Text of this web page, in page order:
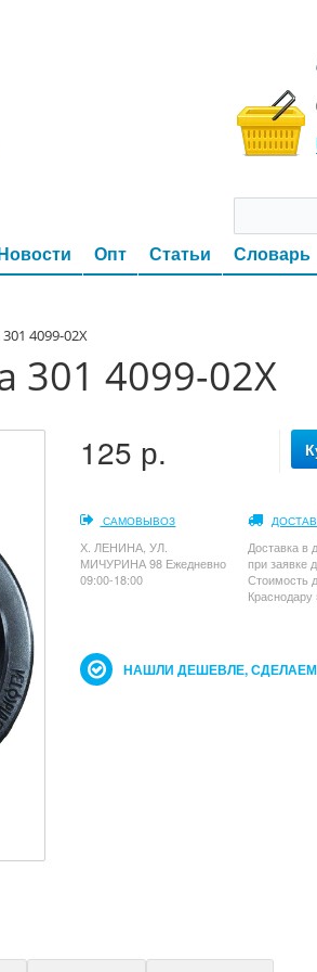
Опт Статьи Словарь
4099-02Х
301 4099-02Х
125 р.
САМОВЫВОЗ
Х. ЛЕНИНА, УЛ.
МИЧУРИНА 98 Ежедневно
09:00-18:00
Доставка в
при заявке
Стоимость
Краснодару
НАШЛИ ДЕШЕВЛЕ,